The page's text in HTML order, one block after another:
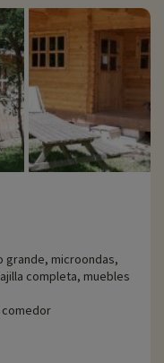
grande, microondas,
completa, muebles
comedor